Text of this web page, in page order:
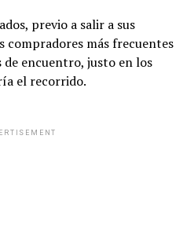
previo a salir a sus
compradores más frecuentes
encuentro, justo en los
el recorrido.